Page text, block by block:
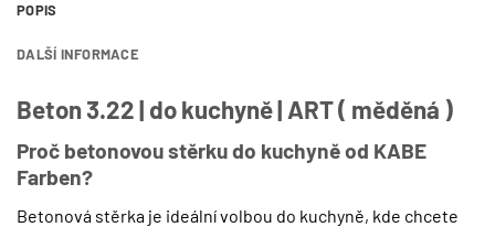
POPIS
DALŠÍ INFORMACE
Beton 3.22 | do kuchyně | ART ( měděná )
Proč betonovou stěrku do kuchyně od KABE
Farben?
Betonová stěrka je ideální volbou do kuchyně, kde chcete